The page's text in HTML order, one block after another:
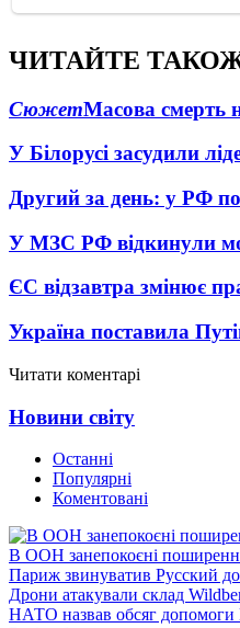
ЧИТАЙТЕ
СюжетМасова смерть
У Білорусі засудили
Другий за день: у РФ
У МЗС РФ відкинули
ЄС відзавтра змінює
Україна поставила
Читати коментарі
Новини світу
Останні
Популярні
Коментовані
В ООН занепокоєні
Париж звинуватив Русский
Дрони атакували склад
НАТО назвав обсяг допомоги